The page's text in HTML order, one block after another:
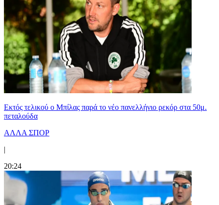
Εκτός τελικού ο Μπίλας παρά το νέο πανελλήνιο ρεκόρ στα 50μ.
πεταλούδα
ΑΛΛΑ ΣΠΟΡ
|
20:24